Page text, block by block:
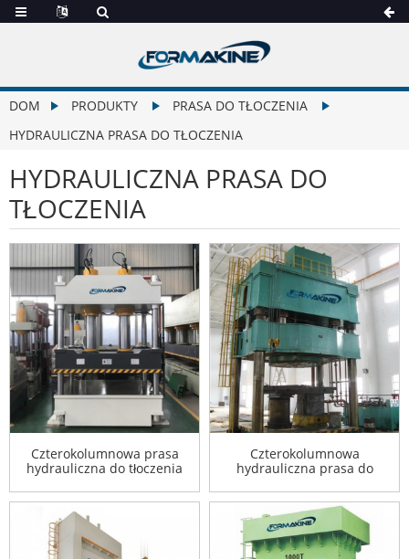
DOM PRODUKTY
PRASA DO TŁOCZENIA
HYDRAULICZNA PRASA DO TŁOCZENIA
HYDRAULICZNA PRASA DO
TŁOCZENIA
Czterokolumnowa prasa
hydrauliczna do tłoczenia
Czterokolumnowa
hydrauliczna prasa do